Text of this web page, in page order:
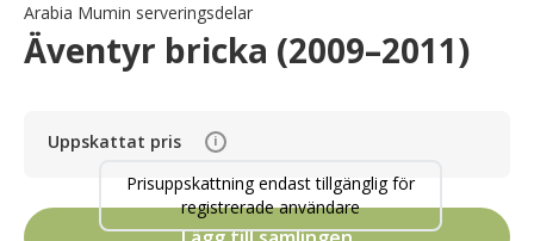
Arabia Mumin serveringsdelar
Äventyr bricka (2009–2011)
Uppskattat pris i
Prisuppskattning endast tillgänglig för
registrerade användare